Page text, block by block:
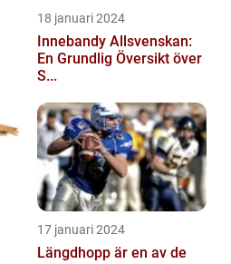
18 januari 2024
Innebandy Allsvenskan:
En Grundlig Översikt över
S...
17 januari 2024
Längdhopp är en av de